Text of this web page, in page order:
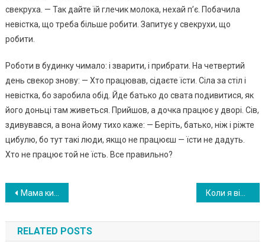
свекруха. — Так дайте їй глечик молока, нехай п’є. Побачила
невістка, що треба більше робити. Запитує у свекрухи, що
робити.
Роботи в будинку чимало: і зварити, і прибрати. На четвертий
день свекор знову: — Хто працював, сідаєте їсти. Сіла за стіл і
невістка, бо заробила обід. Йде батько до свата подивитися, як
його доньці там живеться. Прийшов, а дочка працює у дворі. Сів,
здивувався, а вона йому тихо каже: — Беріть, батько, ніж і ріжте
цибулю, бо тут такі люди, якщо не працюєш — їсти не дадуть.
Хто не працює той не їсть. Все правильно?
Навигация
по
записям
Мама ки нула мене ще в дитинстві, а коли я став дорослим і успішним — раптом згадала про моє існування.
RELATED POSTS